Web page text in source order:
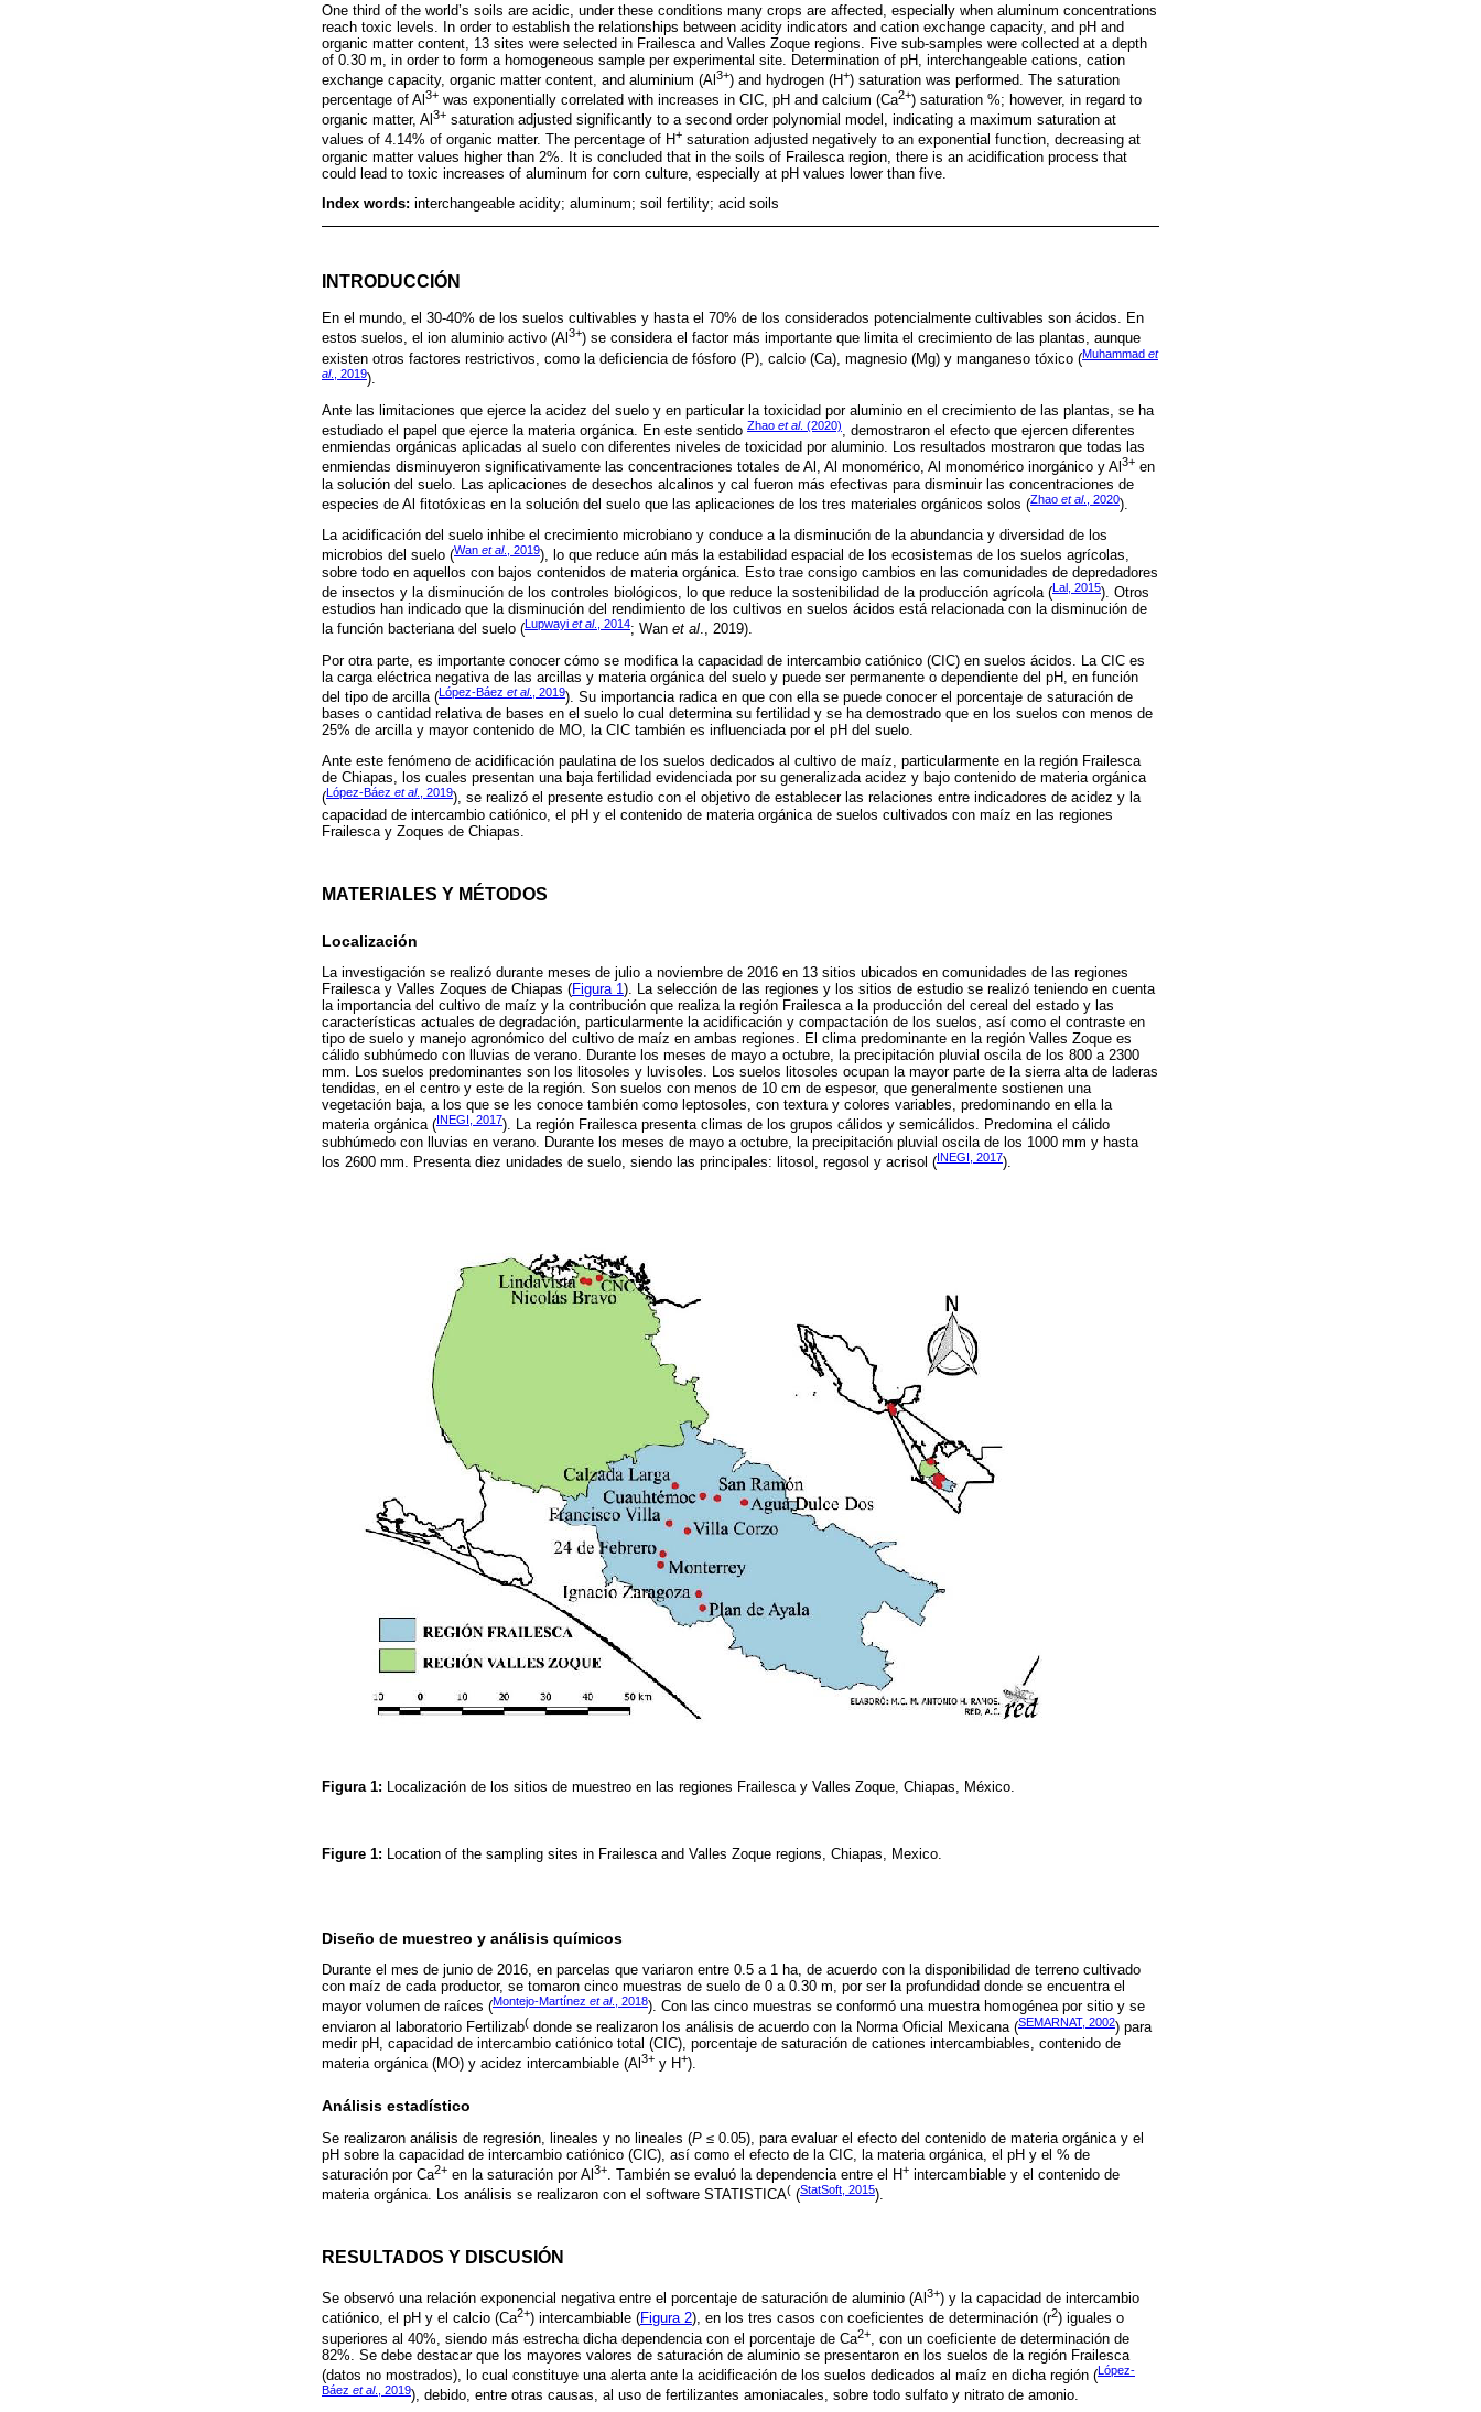
One third of the world’s soils are acidic, under these conditions many crops are affected, especially when aluminum concentrations
reach toxic levels. In order to establish the relationships between acidity indicators and cation exchange capacity, and pH and
organic matter content, 13 sites were selected in Frailesca and Valles Zoque regions. Five sub-samples were collected at a depth
of 0.30 m, in order to form a homogeneous sample per experimental site. Determination of pH, interchangeable cations, cation
exchange capacity, organic matter content, and aluminium (Al 3+) and hydrogen (H+) saturation was performed. The saturation
percentage of Al 3+ was exponentially correlated with increases in CIC, pH and calcium (Ca2+) saturation %; however, in regard to
organic matter, Al 3+ saturation adjusted significantly to a second order polynomial model, indicating a maximum saturation at
values of 4.14% of organic matter. The percentage of H+ saturation adjusted negatively to an exponential function, decreasing at
organic matter values higher than 2%. It is concluded that in the soils of Frailesca region, there is an acidification process that
could lead to toxic increases of aluminum for corn culture, especially at pH values lower than five.
Index words: interchangeable acidity; aluminum; soil fertility; acid soils
INTRODUCCIÓN
En el mundo, el 30-40% de los suelos cultivables y hasta el 70% de los considerados potencialmente cultivables son ácidos. En
estos suelos, el ion aluminio activo (Al 3+) se considera el factor más importante que limita el crecimiento de las plantas, aunque
existen otros factores restrictivos, como la deficiencia de fósforo (P), calcio (Ca), magnesio (Mg) y manganeso tóxico (Muhammad et
al., 2019).
Ante las limitaciones que ejerce la acidez del suelo y en particular la toxicidad por aluminio en el crecimiento de las plantas, se ha
estudiado el papel que ejerce la materia orgánica. En este sentido Zhao et al. (2020), demostraron el efecto que ejercen diferentes
enmiendas orgánicas aplicadas al suelo con diferentes niveles de toxicidad por aluminio. Los resultados mostraron que todas las
enmiendas disminuyeron significativamente las concentraciones totales de Al, Al monomérico, Al monomérico inorgánico y Al 3+ en
la solución del suelo. Las aplicaciones de desechos alcalinos y cal fueron más efectivas para disminuir las concentraciones de
especies de Al fitotóxicas en la solución del suelo que las aplicaciones de los tres materiales orgánicos solos (Zhao et al., 2020).
La acidificación del suelo inhibe el crecimiento microbiano y conduce a la disminución de la abundancia y diversidad de los
microbios del suelo (Wan et al., 2019), lo que reduce aún más la estabilidad espacial de los ecosistemas de los suelos agrícolas,
sobre todo en aquellos con bajos contenidos de materia orgánica. Esto trae consigo cambios en las comunidades de depredadores
de insectos y la disminución de los controles biológicos, lo que reduce la sostenibilidad de la producción agrícola (Lal, 2015). Otros
estudios han indicado que la disminución del rendimiento de los cultivos en suelos ácidos está relacionada con la disminución de
la función bacteriana del suelo (Lupwayi et al., 2014; Wan et al., 2019).
Por otra parte, es importante conocer cómo se modifica la capacidad de intercambio catiónico (CIC) en suelos ácidos. La CIC es
la carga eléctrica negativa de las arcillas y materia orgánica del suelo y puede ser permanente o dependiente del pH, en función
del tipo de arcilla (López-Báez et al., 2019). Su importancia radica en que con ella se puede conocer el porcentaje de saturación de
bases o cantidad relativa de bases en el suelo lo cual determina su fertilidad y se ha demostrado que en los suelos con menos de
25% de arcilla y mayor contenido de MO, la CIC también es influenciada por el pH del suelo.
Ante este fenómeno de acidificación paulatina de los suelos dedicados al cultivo de maíz, particularmente en la región Frailesca
de Chiapas, los cuales presentan una baja fertilidad evidenciada por su generalizada acidez y bajo contenido de materia orgánica
(López-Báez et al., 2019), se realizó el presente estudio con el objetivo de establecer las relaciones entre indicadores de acidez y la
capacidad de intercambio catiónico, el pH y el contenido de materia orgánica de suelos cultivados con maíz en las regiones
Frailesca y Zoques de Chiapas.
MATERIALES Y MÉTODOS
Localización
La investigación se realizó durante meses de julio a noviembre de 2016 en 13 sitios ubicados en comunidades de las regiones
Frailesca y Valles Zoques de Chiapas (Figura 1). La selección de las regiones y los sitios de estudio se realizó teniendo en cuenta
la importancia del cultivo de maíz y la contribución que realiza la región Frailesca a la producción del cereal del estado y las
características actuales de degradación, particularmente la acidificación y compactación de los suelos, así como el contraste en
tipo de suelo y manejo agronómico del cultivo de maíz en ambas regiones. El clima predominante en la región Valles Zoque es
cálido subhúmedo con lluvias de verano. Durante los meses de mayo a octubre, la precipitación pluvial oscila de los 800 a 2300
mm. Los suelos predominantes son los litosoles y luvisoles. Los suelos litosoles ocupan la mayor parte de la sierra alta de laderas
tendidas, en el centro y este de la región. Son suelos con menos de 10 cm de espesor, que generalmente sostienen una
vegetación baja, a los que se les conoce también como leptosoles, con textura y colores variables, predominando en ella la
materia orgánica ( INEGI, 2017). La región Frailesca presenta climas de los grupos cálidos y semicálidos. Predomina el cálido
subhúmedo con lluvias en verano. Durante los meses de mayo a octubre, la precipitación pluvial oscila de los 1000 mm y hasta
los 2600 mm. Presenta diez unidades de suelo, siendo las principales: litosol, regosol y acrisol (INEGI, 2017).
Figura 1: Localización de los sitios de muestreo en las regiones Frailesca y Valles Zoque, Chiapas, México.
Figure 1: Location of the sampling sites in Frailesca and Valles Zoque regions, Chiapas, Mexico.
Diseño de muestreo y análisis químicos
Durante el mes de junio de 2016, en parcelas que variaron entre 0.5 a 1 ha, de acuerdo con la disponibilidad de terreno cultivado
con maíz de cada productor, se tomaron cinco muestras de suelo de 0 a 0.30 m, por ser la profundidad donde se encuentra el
mayor volumen de raíces (Montejo-Martínez et al., 2018). Con las cinco muestras se conformó una muestra homogénea por sitio y se
enviaron al laboratorio Fertilizab( donde se realizaron los análisis de acuerdo con la Norma Oficial Mexicana (SEMARNAT, 2002) para
medir pH, capacidad de intercambio catiónico total (CIC), porcentaje de saturación de cationes intercambiables, contenido de
materia orgánica (MO) y acidez intercambiable (Al 3+ y H+).
Análisis estadístico
Se realizaron análisis de regresión, lineales y no lineales (P ≤ 0.05), para evaluar el efecto del contenido de materia orgánica y el
pH sobre la capacidad de intercambio catiónico (CIC), así como el efecto de la CIC, la materia orgánica, el pH y el % de
saturación por Ca2+ en la saturación por Al 3+. También se evaluó la dependencia entre el H+ intercambiable y el contenido de
materia orgánica. Los análisis se realizaron con el software STATISTICA( (StatSoft, 2015).
RESULTADOS Y DISCUSIÓN
Se observó una relación exponencial negativa entre el porcentaje de saturación de aluminio (Al 3+) y la capacidad de intercambio
catiónico, el pH y el calcio (Ca2+) intercambiable (Figura 2), en los tres casos con coeficientes de determinación (r2) iguales o
superiores al 40%, siendo más estrecha dicha dependencia con el porcentaje de Ca2+
, con un coeficiente de determinación de
82%. Se debe destacar que los mayores valores de saturación de aluminio se presentaron en los suelos de la región Frailesca
(datos no mostrados), lo cual constituye una alerta ante la acidificación de los suelos dedicados al maíz en dicha región (López-
Báez et al., 2019), debido, entre otras causas, al uso de fertilizantes amoniacales, sobre todo sulfato y nitrato de amonio.